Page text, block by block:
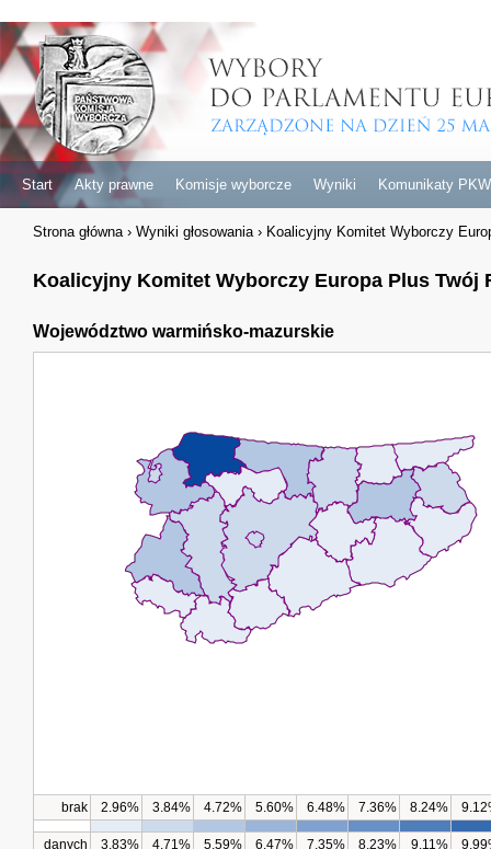
Start Akty prawne Komisje wyborcze Wyniki Komunikaty PKW
Strona główna › Wyniki głosowania › Koalicyjny Komitet Wyborczy
Koalicyjny Komitet Wyborczy Europa Plus Twój
Województwo warmińsko-mazurskie
brak 2.96% 3.84% 4.72% 5.60% 6.48% 7.36% 8.24%
danych 3.83% 4.71% 5.59% 6.47% 7.35% 8.23% 9.11%